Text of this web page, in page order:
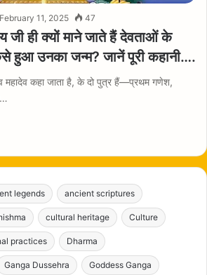
February 11, 2025 47
जी ही क्यों माने जाते हैं देवताओं के
हुआ उनका जन्म? जानें पूरी कहानी….
महादेव कहा जाता है, के दो पुत्र हैं—प्रथम गणेश,
legends ancient scriptures
cultural heritage Culture
practices Dharma
Ganga Dussehra Goddess Ganga